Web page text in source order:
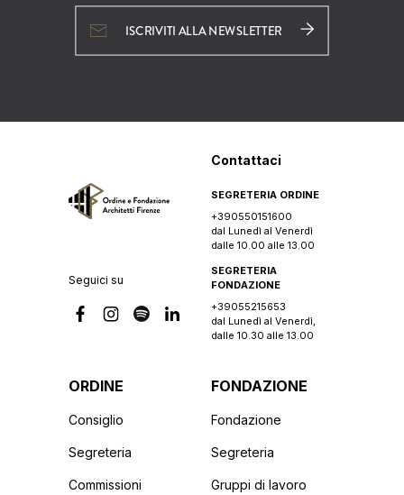
ISCRIVITI ALLA NEWSLETTER
Seguici su
Contattaci
SEGRETERIA ORDINE
+390550151600
dal Lunedì al Venerdì
dalle 10.00 alle 13.00
SEGRETERIA
FONDAZIONE
+39055215653
dal Lunedì al Venerdì,
dalle 10.30 alle 13.00
ORDINE
Consiglio
Segreteria
Commissioni
FONDAZIONE
Fondazione
Segreteria
Gruppi di lavoro